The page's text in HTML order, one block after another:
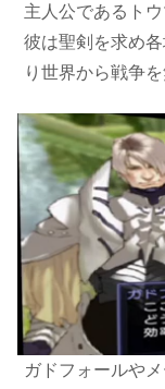
主人公であるトウ
彼は聖剣を求め
り世界から戦争
ガドフォールや